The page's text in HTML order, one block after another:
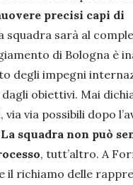
precisi capi di
squadra sarà al
di Bologna è
degli impegni
obiettivi. Mai
via possibili dopo
La squadra non può
, tutt’altro. A
il richiamo delle